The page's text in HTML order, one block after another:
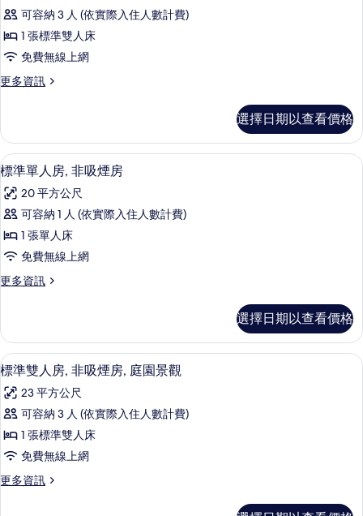
非
吸
煙
房
有
相
片
單
床,
非
煙
情
豪
華
雙
房,
吸
煙
房,
庭
園
景
觀
的
相
片
可容納 3 人 (依實際入住人數計費)
1 張標準雙人床
免費無線上網
更多資訊
更
雙
人
房,
吸
煙
庭
園
觀
選擇日期以查看價格
顯
示
標
準
單
房,
吸
煙
房
的
所
有
相
片
標準單人房, 非吸煙房 | 高級寢具、羽
6
標準單人房, 非吸煙房
20 平方公尺
可容納 1 人 (依實際入住人數計費)
1 張單人床
免費無線上網
更多資訊
更
單
人
房,
吸
煙
的
詳
選擇日期以查看價格
顯
示
標
準
雙
房,
標準雙人房, 非吸煙房, 庭園景觀 | 高
5
標準雙人房, 非吸煙房, 庭園景觀
23 平方公尺
可容納 3 人 (依實際入住人數計費)
1 張標準雙人床
免費無線上網
更多資訊
更